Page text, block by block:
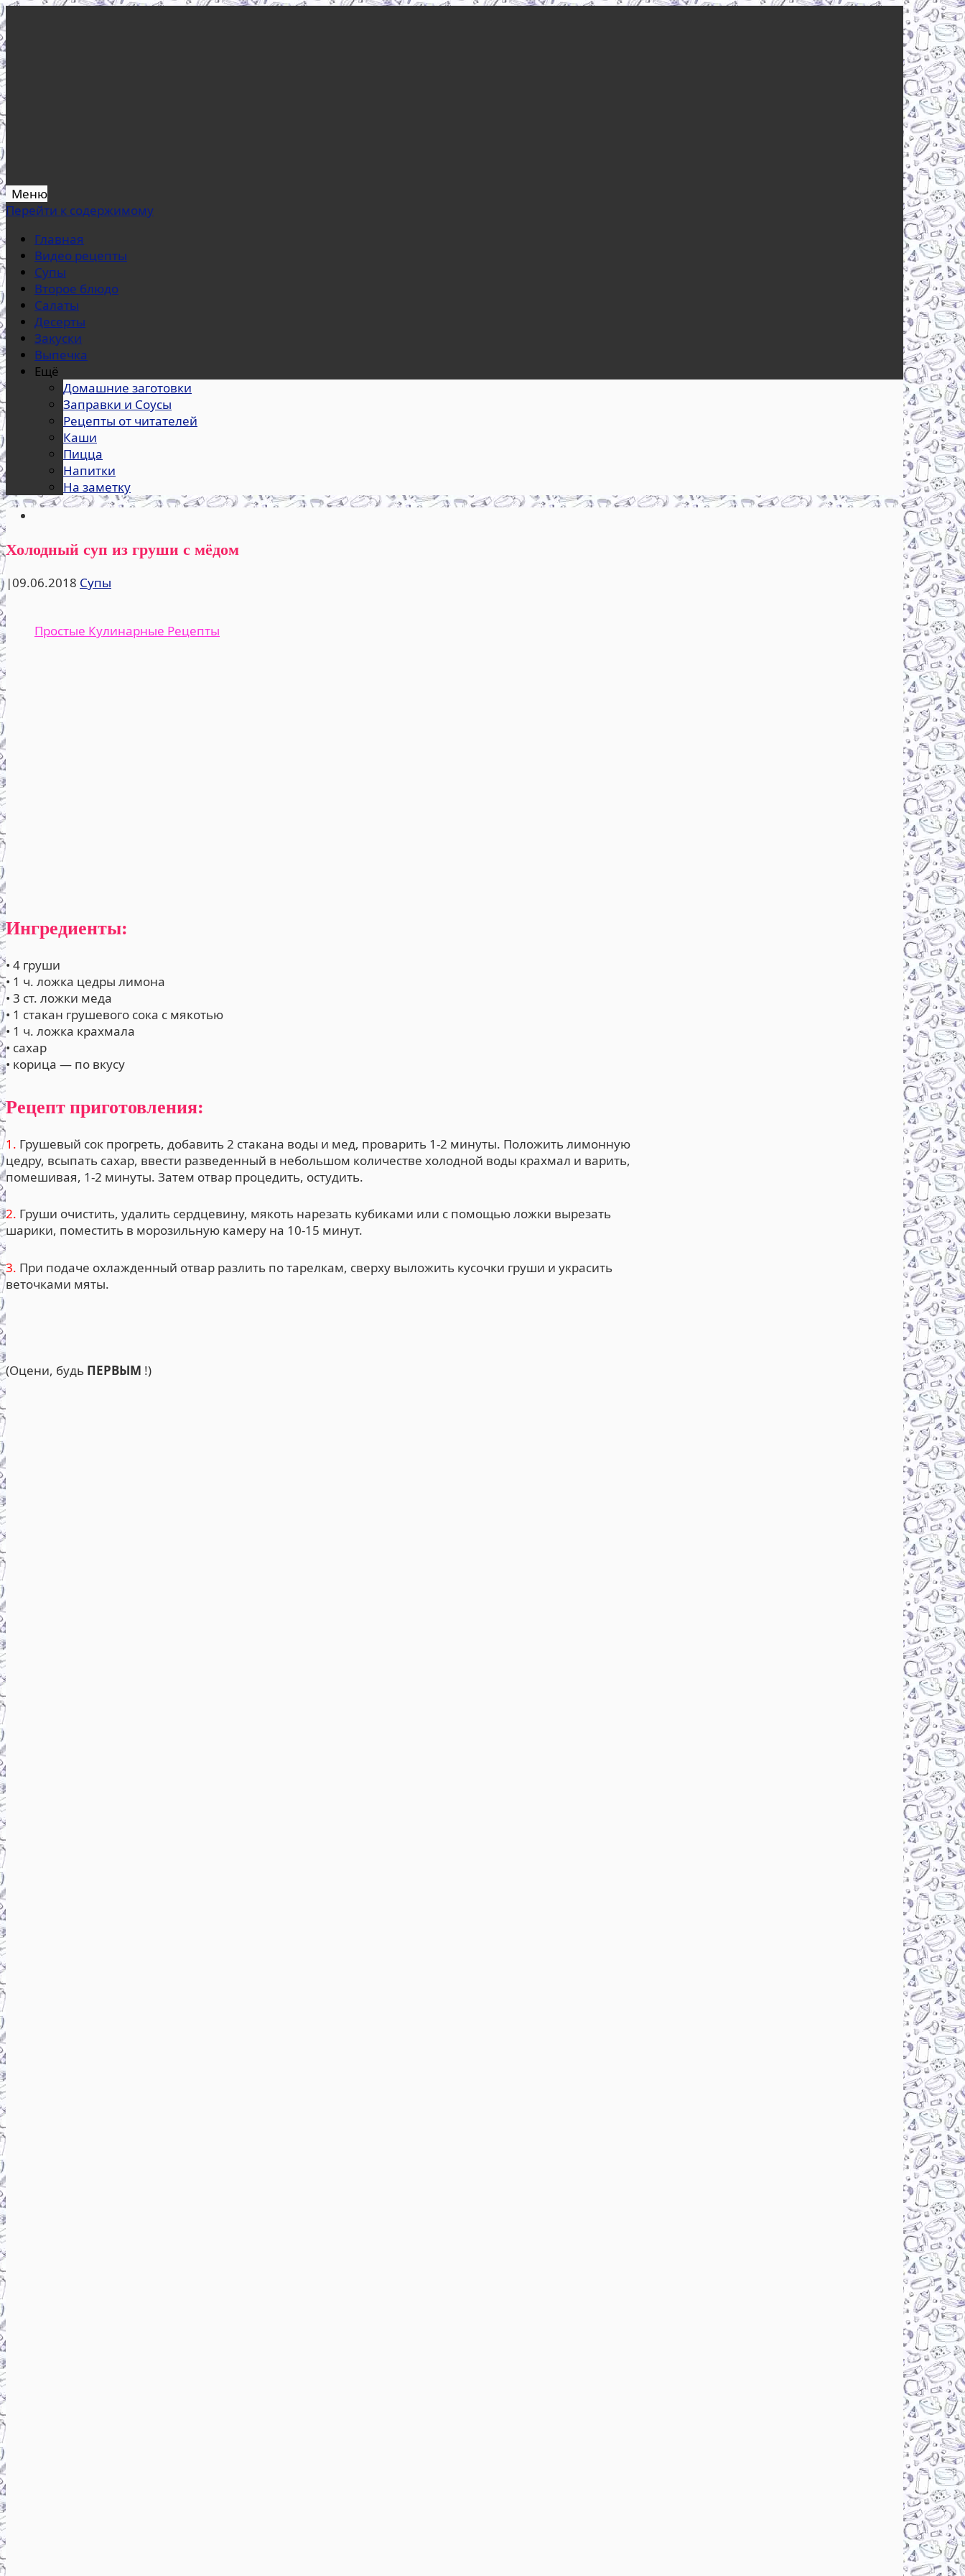
Простые Кулинарные Рецепты
Меню
Перейти к содержимому
Главная
Видео рецепты
Супы
Второе блюдо
Салаты
Десерты
Закуски
Выпечка
Ещё
Домашние заготовки
Заправки и Соусы
Рецепты от читателей
Каши
Пицца
Напитки
На заметку
Холодный суп из груши с мёдом
|09.06.2018 Супы
Ингредиенты:
• 4 груши
• 1 ч. ложка цедры лимона
• 3 ст. ложки меда
• 1 стакан грушевого сока с мякотью
• 1 ч. ложка крахмала
• сахар
• корица — по вкусу
Рецепт приготовления:
1. Грушевый сок прогреть, добавить 2 стакана воды и мед, проварить 1-2 минуты. Положить лимонную
цедру, всыпать сахар, ввести разведенный в небольшом количестве холодной воды крахмал и варить,
помешивая, 1-2 минуты. Затем отвар процедить, остудить.
2. Груши очистить, удалить сердцевину, мякоть нарезать кубиками или с помощью ложки вырезать
шарики, поместить в морозильную камеру на 10-15 минут.
3. При подаче охлажденный отвар разлить по тарелкам, сверху выложить кусочки груши и украсить
веточками мяты.
(Оцени, будь ПЕРВЫМ !)